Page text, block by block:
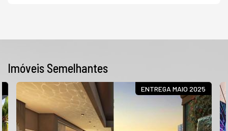
Imóveis Semelhantes
ENTREGA MAIO 2025